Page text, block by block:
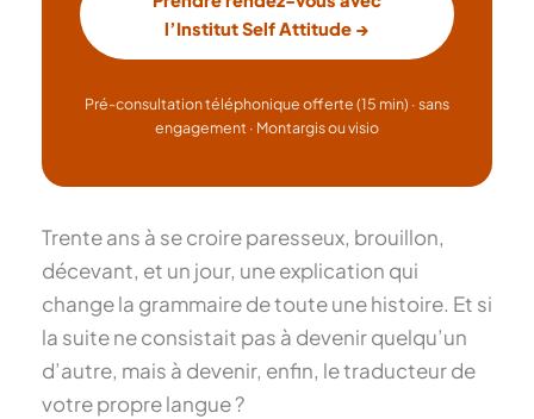
l’Institut Self Attitude →
Pré-consultation téléphonique offerte (15 min) · sans
engagement · Montargis ou visio
Trente ans à se croire paresseux, brouillon,
décevant, et un jour, une explication qui
change la grammaire de toute une histoire. Et si
la suite ne consistait pas à devenir quelqu’un
d’autre, mais à devenir, enfin, le traducteur de
votre propre langue ?